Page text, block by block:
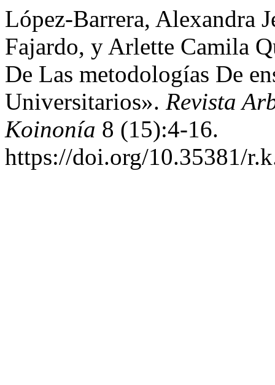
López-Barrera, Alexandra
Fajardo, y Arlette Camila
De Las metodologías De
Universitarios». Revista
Koinonía 8 (15):4-16.
https://doi.org/10.35381/